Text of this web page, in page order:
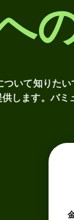
いて知りた
します。バ